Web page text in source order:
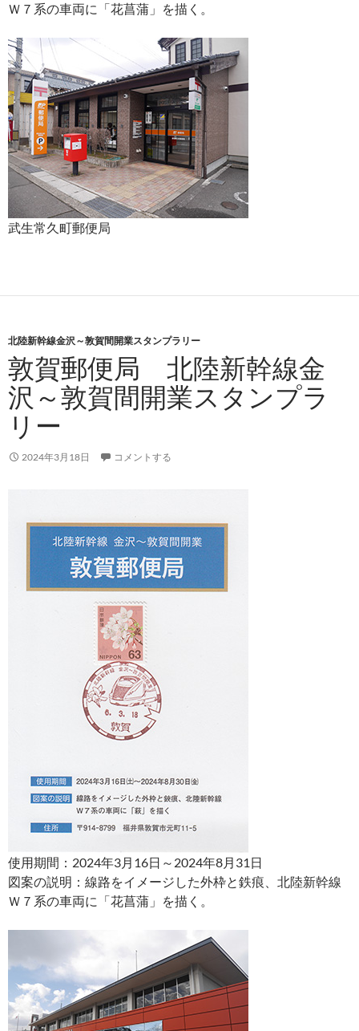
Ｗ７系の車両に「花菖蒲」を描く。
武生常久町郵便局
北陸新幹線金沢～敦賀間開業スタンプラリー
敦賀郵便局 北陸新幹線金
沢～敦賀間開業スタンプラ
リー
2024年3月18日 コメントする
使用期間：2024年3月16日～2024年8月31日
図案の説明：線路をイメージした外枠と鉄痕、北陸新幹線
Ｗ７系の車両に「花菖蒲」を描く。